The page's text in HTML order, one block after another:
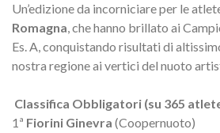
Un’edizione da incorniciare per le
Romagna, che hanno brillato ai
Es. A, conquistando risultati di
nostra regione ai vertici del nuoto
Classifica Obbligatori (su 365
1ª Fiorini Ginevra (Coopernuoto)